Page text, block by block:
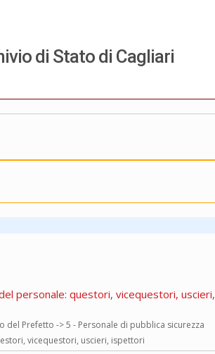
di Stato di Cagliari
personale: questori, vicequestori, uscieri,
Prefetto -> 5 - Personale di pubblica sicurezza
vicequestori, uscieri, ispettori